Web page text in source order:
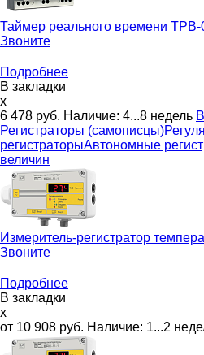
Таймер реального времени ТРВ-
Звоните
Подробнее
В закладки
x
6 478 руб. Наличие: 4...8 недель
Регистраторы (самописцы)
регистраторыАвтономные
величин
Измеритель-регистратор
Звоните
Подробнее
В закладки
x
от 10 908 руб. Наличие: 1...2